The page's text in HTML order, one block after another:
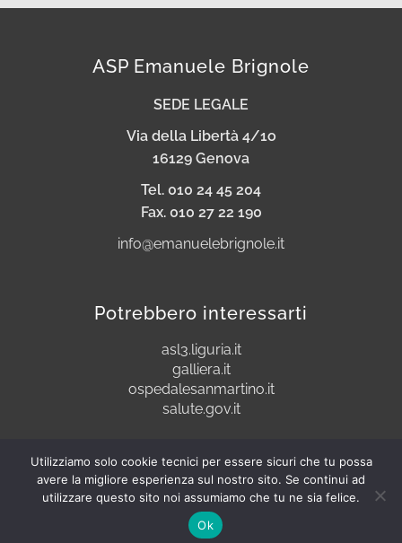
ASP Emanuele Brignole
SEDE LEGALE
Via della Libertà 4/1o
16129 Genova
Tel. 010 24 45 204
Fax. 010 27 22 190
info@emanuelebrignole.it
Potrebbero interessarti
asl3.liguria.it
galliera.it
ospedalesanmartino.it
salute.gov.it
P.IVA C.F. 01840520991
Utilizziamo solo cookie tecnici per essere sicuri che tu possa
avere la migliore esperienza sul nostro sito. Se continui ad
utilizzare questo sito noi assumiamo che tu ne sia felice.
Ok